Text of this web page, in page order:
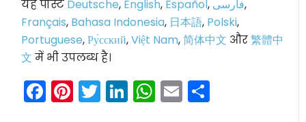
यह पोस्ट Deutsche, English, Español, فارسی,
Français, Bahasa Indonesia, 日本語, Polski,
Portuguese,Ру́сский,Việt Nam,简体中文 और繁體中
文 में भी उपलब्ध है।
Facebook
Pinterest
Twitter
LinkedIn
WhatsApp
Email